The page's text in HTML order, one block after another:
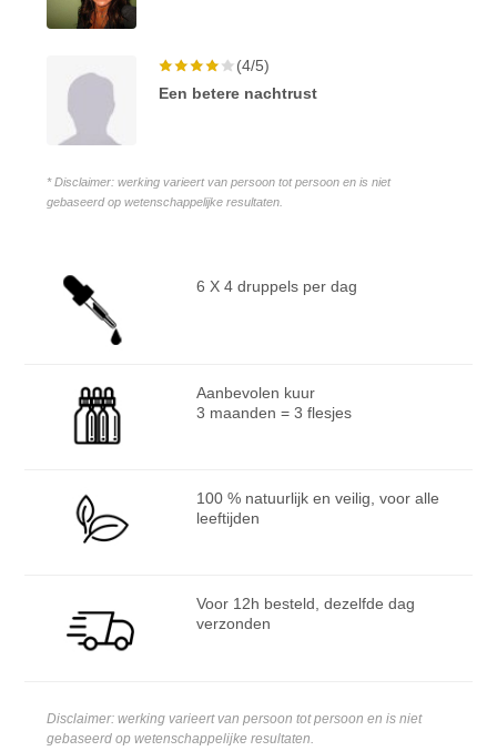
(4/5)
Een betere nachtrust
* Disclaimer: werking varieert van persoon tot persoon en is niet
gebaseerd op wetenschappelijke resultaten.
6 X 4 druppels per dag
Aanbevolen kuur
3 maanden = 3 flesjes
100 % natuurlijk en veilig, voor alle
leeftijden
Voor 12h besteld, dezelfde dag
verzonden
Disclaimer: werking varieert van persoon tot persoon en is niet
gebaseerd op wetenschappelijke resultaten.